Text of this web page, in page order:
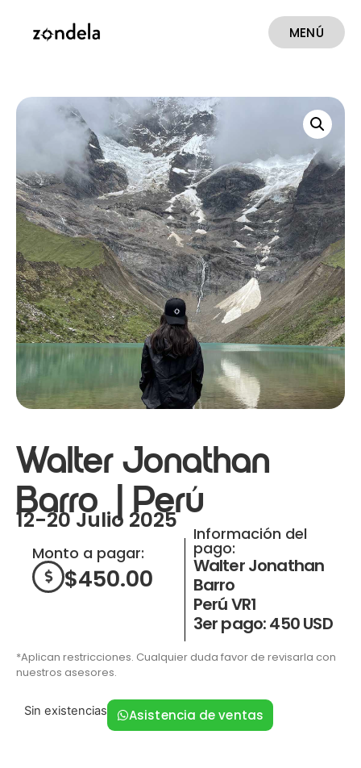
MENÚ
Walter Jonathan
Barro | Perú
12-20 Julio 2025
Monto a pagar:
$450.00
Información del
pago:
Walter Jonathan
Barro
Perú VR1
3er pago: 450 USD
*Aplican restricciones. Cualquier duda favor de revisarla con
nuestros asesores.
Sin existencias Asistencia de ventas